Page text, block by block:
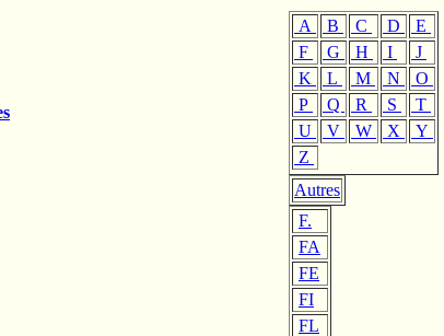
A B C D
E
F
G H I
J
K
L M N
O
P
Q R S
T
U
V W X
Y
Z
Autres
F.
FA
FE
FI
FL